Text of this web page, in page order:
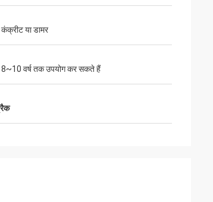
कंक्रीट या डामर
8~10 वर्ष तक उपयोग कर सकते हैं